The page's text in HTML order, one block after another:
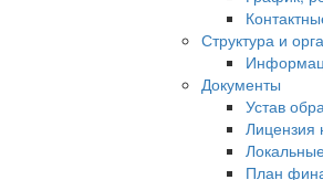
Структура и
Документы
Устав
Лицензия
План